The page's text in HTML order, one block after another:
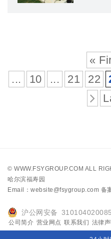
«
...
10 ... 21 22
© WWW.FSYGROUP.COM ALL
哈尔滨福寿园
Email：website@fsygroup.com 备
沪公网安备
公司简介 营业网点 联系我们 法律声